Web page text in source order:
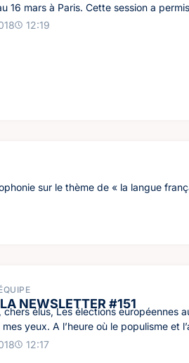
16 mars à Paris. Cette session a
12:19
sur le thème de « la langue
NEWSLETTER #151
chers élus, Les élections européennes
yeux. A l’heure où le populisme et
12:17